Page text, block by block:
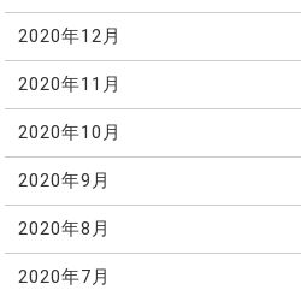
2020年12月
2020年11月
2020年10月
2020年9月
2020年8月
2020年7月